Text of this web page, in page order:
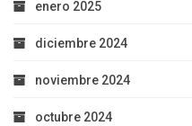
enero 2025
diciembre 2024
noviembre 2024
octubre 2024